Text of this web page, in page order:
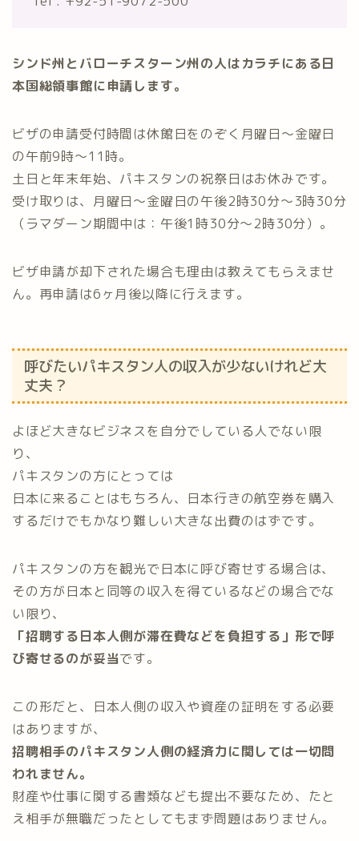
シンド州とバローチスターン州の人はカラチにある日
本国総領事館に申請します。
ビザの申請受付時間は休館日をのぞく月曜日～金曜日
の午前9時～11時。
土日と年末年始、パキスタンの祝祭日はお休みです。
受け取りは、月曜日～金曜日の午後2時30分～3時30分
（ラマダーン期間中は：午後1時30分～2時30分）。
ビザ申請が却下された場合も理由は教えてもらえませ
ん。再申請は6ヶ月後以降に行えます。
呼びたいパキスタン人の収入が少ないけれど大
丈夫？
よほど大きなビジネスを自分でしている人でない限
り、
パキスタンの方にとっては
日本に来ることはもちろん、日本行きの航空券を購入
するだけでもかなり難しい大きな出費のはずです。
パキスタンの方を観光で日本に呼び寄せする場合は、
その方が日本と同等の収入を得ているなどの場合でな
い限り、
「招聘する日本人側が滞在費などを負担する」形で呼
び寄せるのが妥当です。
この形だと、日本人側の収入や資産の証明をする必要
はありますが、
招聘相手のパキスタン人側の経済力に関しては一切問
われません。
財産や仕事に関する書類なども提出不要なため、たと
え相手が無職だったとしてもまず問題はありません。